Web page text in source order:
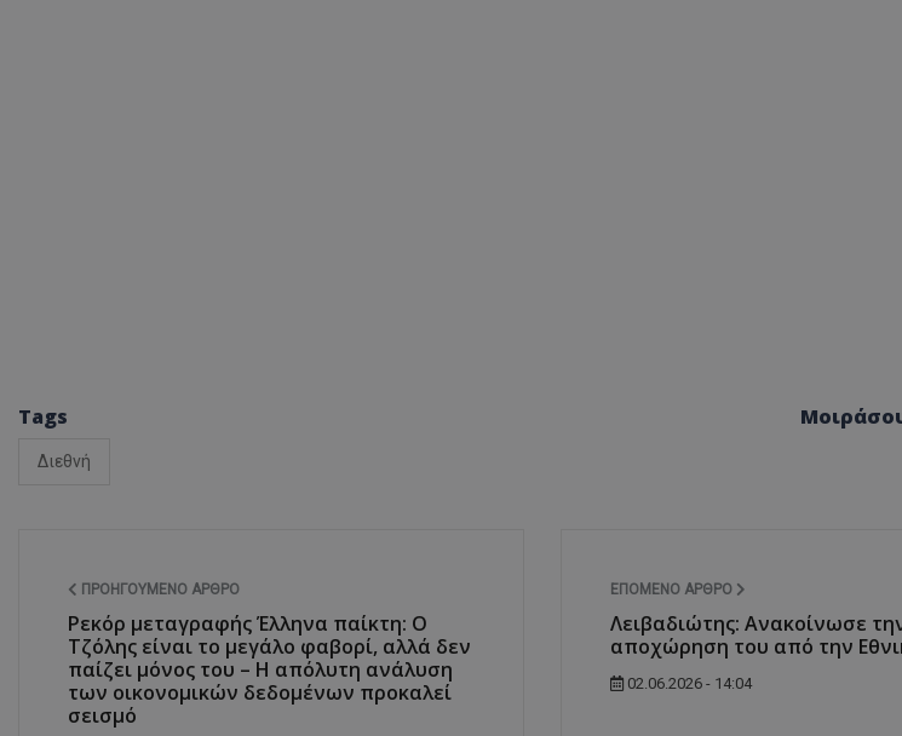
Tags
Διεθνή
ΠΡΟΗΓΟΎΜΕΝΟ ΆΡΘΡΟ
Ρεκόρ μεταγραφής Έλληνα παίκτη: Ο
Τζόλης είναι το μεγάλο φαβορί, αλλά δεν
παίζει μόνος του – Η απόλυτη ανάλυση
των οικονομικών δεδομένων προκαλεί
σεισμό
ΕΠΌΜΕΝΟ ΆΡΘΡΟ
Λειβαδιώτης: Ανακοίνωσε
αποχώρηση του από την
02.06.2026 - 14:04